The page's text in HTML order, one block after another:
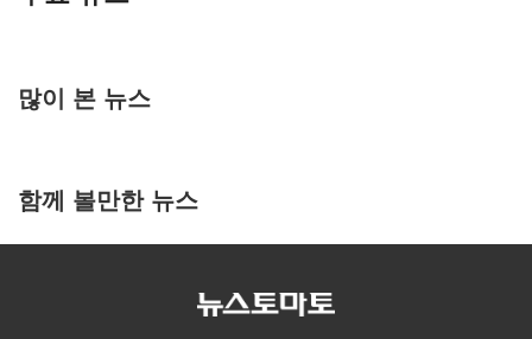
많이 본 뉴스
함께 볼만한 뉴스